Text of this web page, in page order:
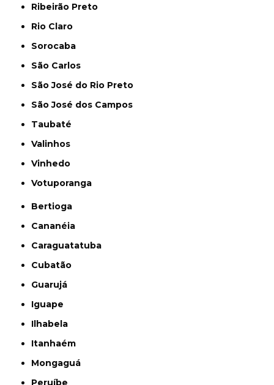
Ribeirão Preto
Rio Claro
Sorocaba
São Carlos
São José do Rio Preto
São José dos Campos
Taubaté
Valinhos
Vinhedo
Votuporanga
Bertioga
Cananéia
Caraguatatuba
Cubatão
Guarujá
Iguape
Ilhabela
Itanhaém
Mongaguá
Peruíbe